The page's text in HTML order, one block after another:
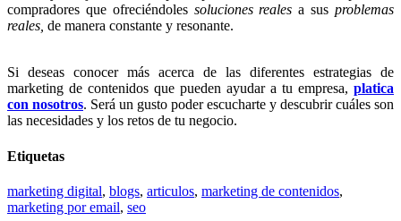
compradores que ofreciéndoles soluciones reales a susproblemas
reales, de manera constante y resonante.
Si deseas conocer más acerca de las diferentes estrategias de
marketing de contenidos que pueden ayudar a tu empresa, platica
con nosotros. Será un gusto poder escucharte y descubrir cuáles son
las necesidades y los retos de tu negocio.
Etiquetas
marketing digital, blogs, articulos, marketing de contenidos,
marketing por email, seo